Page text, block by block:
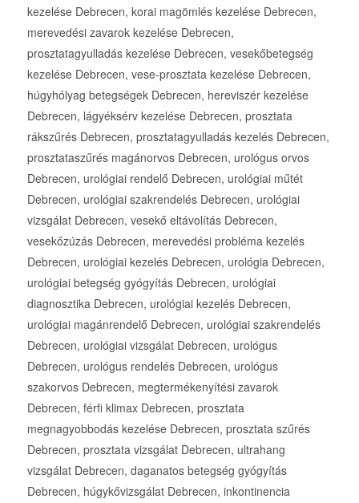
kezelése Debrecen, korai magömlés kezelése Debrecen,
merevedési zavarok kezelése Debrecen,
prosztatagyulladás kezelése Debrecen, vesekőbetegség
kezelése Debrecen, vese-prosztata kezelése Debrecen,
húgyhólyag betegségek Debrecen, hereviszér kezelése
Debrecen, lágyéksérv kezelése Debrecen, prosztata
rákszűrés Debrecen, prosztatagyulladás kezelés Debrecen,
prosztataszűrés magánorvos Debrecen, urológus orvos
Debrecen, urológiai rendelő Debrecen, urológiai műtét
Debrecen, urológiai szakrendelés Debrecen, urológiai
vizsgálat Debrecen, vesekő eltávolítás Debrecen,
vesekőzúzás Debrecen, merevedési probléma kezelés
Debrecen, urológiai kezelés Debrecen, urológia Debrecen,
urológiai betegség gyógyítás Debrecen, urológiai
diagnosztika Debrecen, urológiai kezelés Debrecen,
urológiai magánrendelő Debrecen, urológiai szakrendelés
Debrecen, urológiai vizsgálat Debrecen, urológus
Debrecen, urológus rendelés Debrecen, urológus
szakorvos Debrecen, megtermékenyítési zavarok
Debrecen, férfi klimax Debrecen, prosztata
megnagyobbodás kezelése Debrecen, prosztata szűrés
Debrecen, prosztata vizsgálat Debrecen, ultrahang
vizsgálat Debrecen, daganatos betegség gyógyítás
Debrecen, húgykővizsgálat Debrecen, inkontinencia